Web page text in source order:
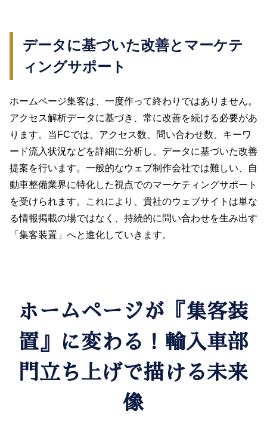
データに基づいた改善とマーケテ
ィングサポート
ホームページ集客は、一度作って終わりではありません。
アクセス解析データに基づき、常に改善を続ける必要があ
ります。当FCでは、アクセス数、問い合わせ数、キーワ
ード流入状況などを詳細に分析し、データに基づいた改善
提案を行います。一般的なウェブ制作会社では難しい、自
動車整備業界に特化した視点でのマーケティングサポート
を受けられます。これにより、貴社のウェブサイトは単な
る情報掲載の場ではなく、持続的に問い合わせを生み出す
「集客装置」へと進化していきます。
ホームページが『集客装
置』に変わる！輸入車部
門立ち上げで描ける未来
像